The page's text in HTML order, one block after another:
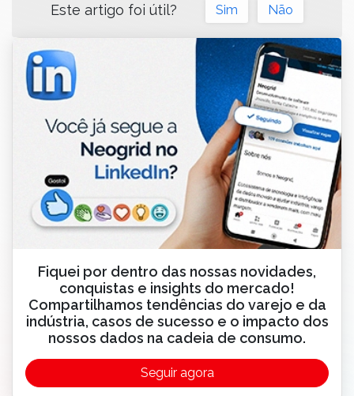
Este artigo foi útil? Sim Não
Fiquei por dentro das nossas novidades,
conquistas e insights do mercado!
Compartilhamos tendências do varejo e da
indústria, casos de sucesso e o impacto dos
nossos dados na cadeia de consumo.
Seguir agora